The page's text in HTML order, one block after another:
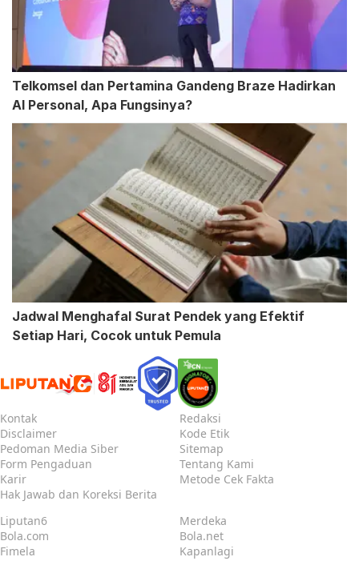
Telkomsel dan Pertamina Gandeng Braze Hadirkan
AI Personal, Apa Fungsinya?
Jadwal Menghafal Surat Pendek yang Efektif
Setiap Hari, Cocok untuk Pemula
Kontak
Redaksi
Disclaimer
Kode Etik
Pedoman Media Siber
Sitemap
Form Pengaduan
Tentang Kami
Karir
Metode Cek Fakta
Hak Jawab dan Koreksi Berita
Liputan6
Merdeka
Bola.com
Bola.net
Fimela
Kapanlagi